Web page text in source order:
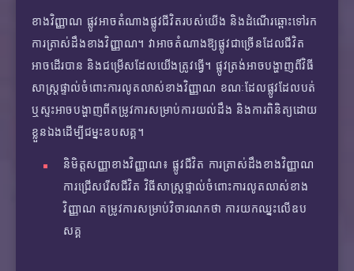
ខាងវិញ្ញាណ ផ្លូវអាចតំណាងផ្លូវជីវិតរបស់យើង និងដំណើរឆ្ពោះទៅរក
ការត្រាស់ដឹងខាងវិញ្ញាណ។ វាអាចតំណាងឱ្យផ្លូវជាច្រើនដែលជីវិត
អាចដើរបាន និងជម្រើសដែលយើងត្រូវធ្វើ។ ផ្លូវត្រង់អាចបង្ហាញពីវិធី
សាស្រ្តផ្ទាល់ចំពោះការលូតលាស់ខាងវិញ្ញាណ ខណៈដែលផ្លូវដែលបត់
ឬស្ទះអាចបង្ហាញពីតម្រូវការសម្រាប់ការយល់ដឹង និងការពិនិត្យដោយ
ខ្លួនឯងដើម្បីជម្នះឧបសគ្គ។
និមិត្តសញ្ញាខាងវិញ្ញាណ៖ ផ្លូវជីវិត ការត្រាស់ដឹងខាងវិញ្ញាណ
ការជ្រើសរើសជីវិត វិធីសាស្រ្តផ្ទាល់ចំពោះការលូតលាស់ខាង
វិញ្ញាណ តម្រូវការសម្រាប់វិចារណកថា ការយកឈ្នះលើឧប
សគ្គ